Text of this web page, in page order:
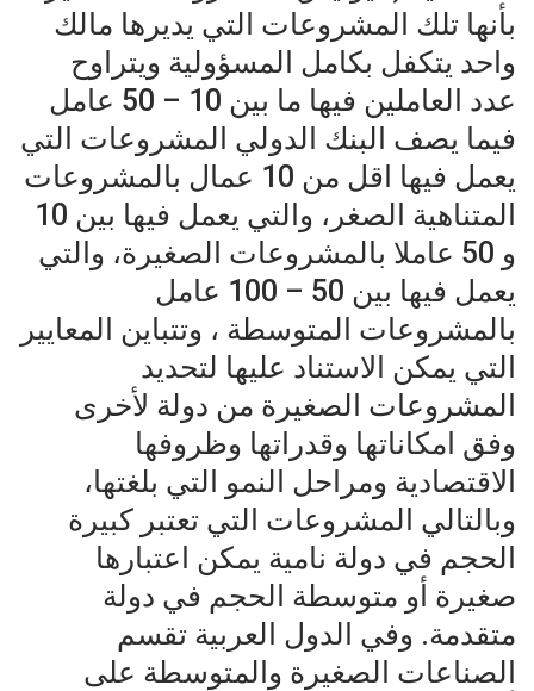
بأنها تلك المشروعات التي يديرها مالك
واحد يتكفل بكامل المسؤولية ويتراوح
عدد العاملين فيها ما بين 10 – 50 عامل
فيما يصف البنك الدولي المشروعات التي
يعمل فيها اقل من 10 عمال بالمشروعات
المتناهية الصغر، والتي يعمل فيها بين 10
و 50 عاملا بالمشروعات الصغيرة، والتي
يعمل فيها بين 50 – 100 عامل
بالمشروعات المتوسطة ، وتتباين المعايير
التي يمكن الاستناد عليها لتحديد
المشروعات الصغيرة من دولة لأخرى
وفق امكاناتها وقدراتها وظروفها
الاقتصادية ومراحل النمو التي بلغتها،
وبالتالي المشروعات التي تعتبر كبيرة
الحجم في دولة نامية يمكن اعتبارها
صغيرة أو متوسطة الحجم في دولة
متقدمة. وفي الدول العربية تقسم
الصناعات الصغيرة والمتوسطة على